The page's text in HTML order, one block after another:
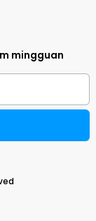
mingguan